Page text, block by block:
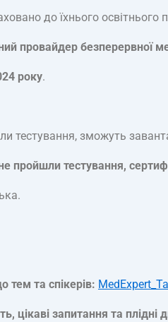
до їхнього освітнього
провайдер безперервної
року.
тестування, зможуть
пройшли тестування,
тем та спікерів:
запитання та плідні